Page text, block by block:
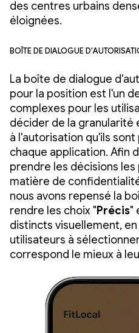
des centres urbains
éloignées.
Boîte de dialogue
La boîte de dialogue
pour la position est l'un
complexes pour les
décider de la granularité
à l'autorisation qu'ils
chaque application. Afin
prendre les décisions les
matière de
nous avons repensé la
rendre les choix "Précis"
distincts visuellement,
utilisateurs à
correspond le mieux à